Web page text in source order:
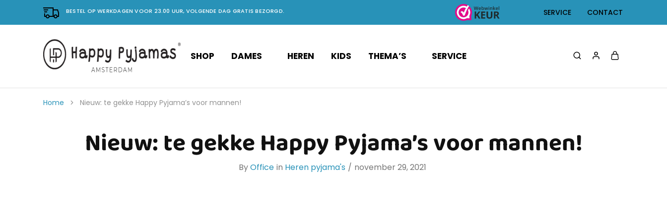
BESTEL OP WERKDAGEN VOOR 23.00 UUR, VOLGENDE DAG GRATIS BEZORGD. SERVICE CONTACT
Happy
Pyjama's
No.
pyjama's.
SHOP DAMES HEREN KIDS THEMA’S SERVICE
Home Nieuw: te gekke Happy Pyjama’s voor mannen!
Nieuw: te gekke Happy Pyjama’s voor mannen!
ByOffice in Heren pyjama's november 29, 2021